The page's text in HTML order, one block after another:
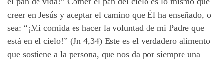
creer en Jesús y aceptar el camino que Él ha enseñado, o
sea: “¡Mi comida es hacer la voluntad de mi Padre que
está en el cielo!” (Jn 4,34) Este es el verdadero alimento
que sostiene a la persona, que nos da por siempre una